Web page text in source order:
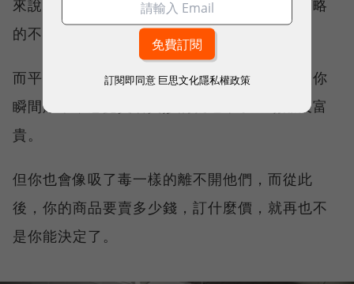
來說，往往最後還是走上了犧牲毛利與低價策略
的不歸路。
而平台可怕的地方是，他能傾斜流量給你，讓你
瞬間爆單，感覺莫名其妙的就迎來了一場潑天富
貴。
但你也會像吸了毒一樣的離不開他們，而從此
後，你的商品要賣多少錢，訂什麼價，就再也不
是你能決定了。
訂閱即同意 巨思文化隱私權政策